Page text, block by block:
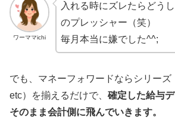
ワーママichi
入れる時にズレたらどう
のプレッシャー（笑）
毎月本当に嫌でした^^;
でも、マネーフォワードならシリーズ
etc）を揃えるだけで、 確定した給与
そのまま会計側に飛んでいきます。